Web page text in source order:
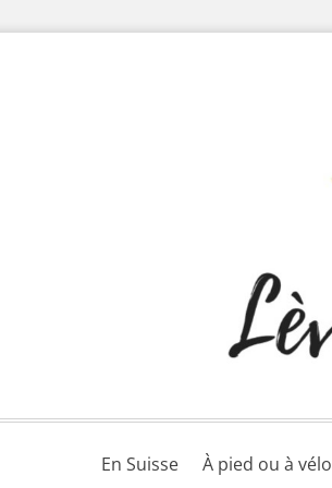
En Suisse À pied ou à vélo